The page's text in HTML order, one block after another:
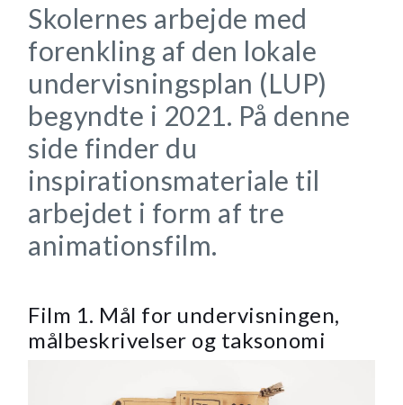
Skolernes arbejde med
forenkling af den lokale
undervisningsplan (LUP)
begyndte i 2021. På denne
side finder du
inspirationsmateriale til
arbejdet i form af tre
animationsfilm.
Film 1. Mål for undervisningen,
målbeskrivelser og taksonomi